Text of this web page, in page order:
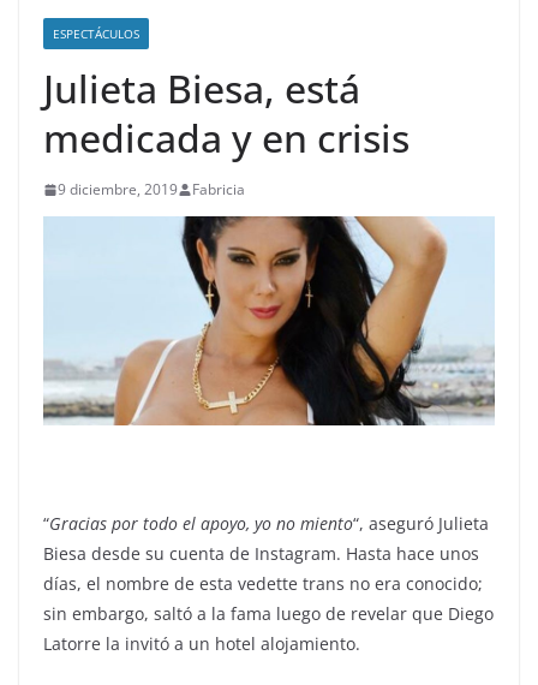
ESPECTÁCULOS
Julieta Biesa, está
medicada y en crisis
9 diciembre, 2019 Fabricia
“Gracias por todo el apoyo, yo no miento“, aseguró Julieta
Biesa desde su cuenta de Instagram. Hasta hace unos
días, el nombre de esta vedette trans no era conocido;
sin embargo, saltó a la fama luego de revelar que Diego
Latorre la invitó a un hotel alojamiento.